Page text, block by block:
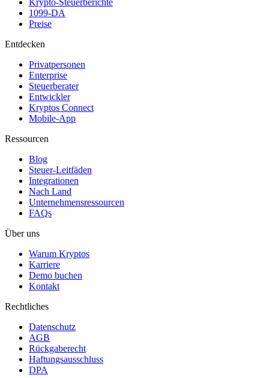
1099-DA
Preise
Entdecken
Privatpersonen
Enterprise
Steuerberater
Entwickler
Kryptos Connect
Mobile-App
Ressourcen
Blog
Steuer-Leitfäden
Integrationen
Nach Land
Unternehmensressourcen
FAQs
Über uns
Warum Kryptos
Karriere
Demo buchen
Kontakt
Rechtliches
Datenschutz
AGB
Rückgaberecht
Haftungsausschluss
DPA